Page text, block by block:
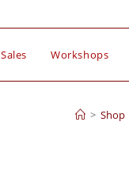
Sales Workshops
> Shop